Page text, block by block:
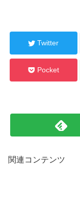
Twitter
Pocket
関連コンテンツ